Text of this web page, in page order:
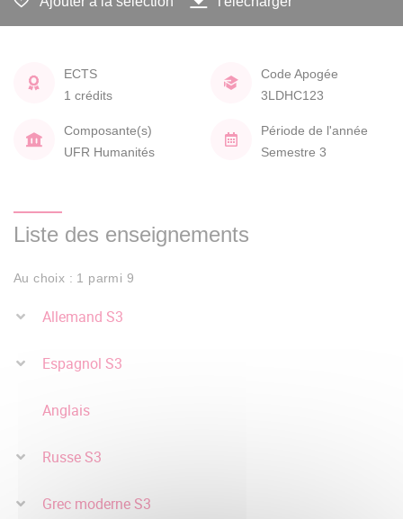
ECTS
1 crédits
Code Apogée
3LDHC123
Composante(s)
UFR Humanités
Période de l'année
Semestre 3
Liste des enseignements
Au choix : 1 parmi 9
Allemand S3
Espagnol S3
Anglais
Russe S3
Grec moderne S3